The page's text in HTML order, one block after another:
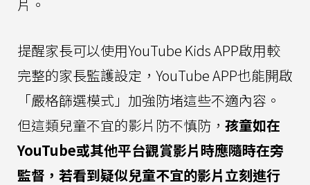
片。
提醒家長可以使用YouTube Kids APP啟用較
完整的家長監護設定，YouTube APP也能開啟
「嚴格篩選模式」加強防堵這些不適內容。
但這類兒童不宜的影片防不慎防， 孩童如在
YouTube或其他平台觀賞影片時應隨時在旁
監督，若看到疑似兒童不宜的影片立刻進行